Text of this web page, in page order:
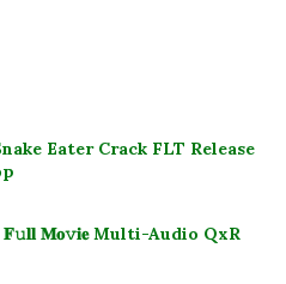
Eater Crack FLT Release
𝐌𝐨𝚟𝐢𝐞 Multi-Audio QxR